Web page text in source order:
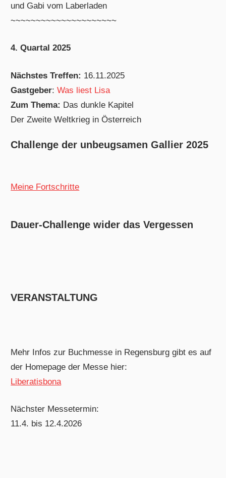
und Gabi vom Laberladen
~~~~~~~~~~~~~~~~~~~~~
4. Quartal 2025
Nächstes Treffen: 16.11.2025
Gastgeber:Was liest Lisa
Zum Thema: Das dunkle Kapitel
Der Zweite Weltkrieg in Österreich
Challenge der unbeugsamen Gallier 2025
Meine Fortschritte
Dauer-Challenge wider das Vergessen
VERANSTALTUNG
Mehr Infos zur Buchmesse in Regensburg gibt es auf
der Homepage der Messe hier:
Liberatisbona
Nächster Messetermin:
11.4. bis 12.4.2026